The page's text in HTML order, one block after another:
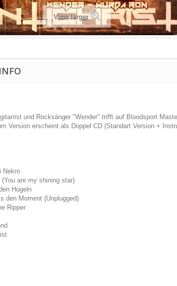
View larger
und Rocksänger "Wender" trifft auf Bloodsport
Version erscheint als Doppel CD (Standart Version +
Nekro
are my shining star)
Hügeln
den Moment (Unplugged)
Ripper